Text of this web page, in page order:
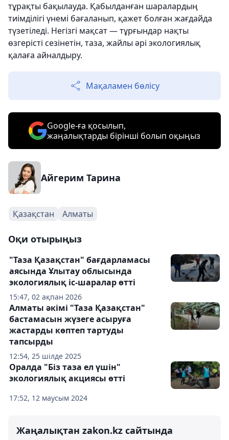
тұрақты бақылауда. Қабылданған шаралардың
тиімділігі үнемі бағаланып, қажет болған жағдайда
түзетіледі. Негізгі мақсат — тұрғындар нақты
өзгерісті сезінетін, таза, жайлы әрі экологиялық
қалаға айналдыру.
Мақаламен бөлісу
Google-ға қосылып,
жаңалықтарды бірінші болып оқыңыз
Айгерим Тарина
Қазақстан Алматы
Оқи отырыңыз
15:47, 02 ақпан 2026
"Таза Қазақстан" бағдарламасы
аясында Ұлытау облысында
экологиялық іс-шаралар өтті
12:54, 25 шілде 2025
Алматы әкімі "Таза Қазақстан"
бастамасын жүзеге асыруға
жастарды көптеп тартуды
тапсырды
17:52, 12 маусым 2024
Оралда "Біз таза ел үшін"
экологиялық акциясы өтті
Жаңалықтан zakon.kz сайтында